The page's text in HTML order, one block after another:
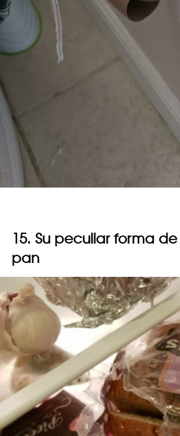
15. Su peculiar forma
pan